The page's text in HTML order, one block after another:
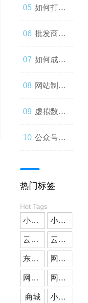
起来
与人类事
务的交错
发：如何
让你的公
众号成为
人们心中
的第一选
择
如何打造
一个优秀
的分销商
城？
批发商
城：为什
么您应该
考虑加
入？
如何成为
微信小程
序开发高
手？
网站制作
流程与技
巧
虚拟数字
人：从奇
现实
公众号开
一款受欢
迎的社交
媒体应用
热门标签
Hot Tags
小微公司 小程序开发
云派网络 云派小程序开发
东莞小程序开发 网站建设
网站搭建 网站开发
商城 小程序商城